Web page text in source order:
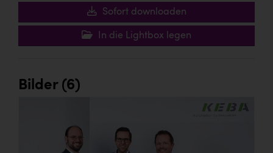
Sofort downloaden
In die Lightbox legen
Bilder (6)